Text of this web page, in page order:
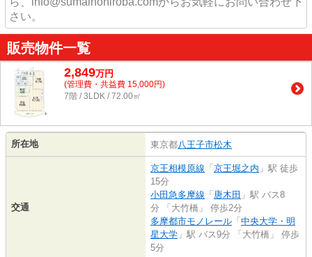
さい。
販売物件一覧
2,849万円
(管理費・共益費 15,000円)
7階 / 3LDK / 72.00㎡
所在地 東京都八王子市松木
交通
京王相模原線 「 京王堀之内 」駅 徒歩
15分
小田急多摩線 「 唐木田 」駅 バス8
分 「大竹橋」 停歩2分
多摩都市モノレール 「 中央大学・明
星大学 」駅 バス9分 「大竹橋」 停歩
5分